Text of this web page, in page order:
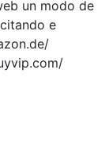
un modo de
e